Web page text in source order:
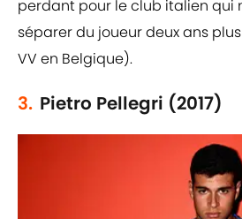
perdant pour le club italien qui
séparer du joueur deux ans
VV en Belgique).
3. Pietro Pellegri (2017)